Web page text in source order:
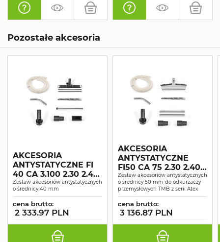
Pozostałe akcesoria
AKCESORIA
ANTYSTATYCZNE FI
40 CA 3.100 2.30 2.40
3.40 2.60 3.60 30ON
40ON 75 60
Zestaw akcesoriów antystatycznych
o średnicy 40 mm
cena brutto:
2 333.97 PLN
AKCESORIA
ANTYSTATYCZNE
FI50 CA 75 2.30 2.40
3.40 2.60 3.60 3.100
30ON 40ON
Zestaw akcesoriów antystatycznych
o średnicy 50 mm do odkurzaczy
przemysłowych TMB z serii Atex
cena brutto:
3 136.87 PLN